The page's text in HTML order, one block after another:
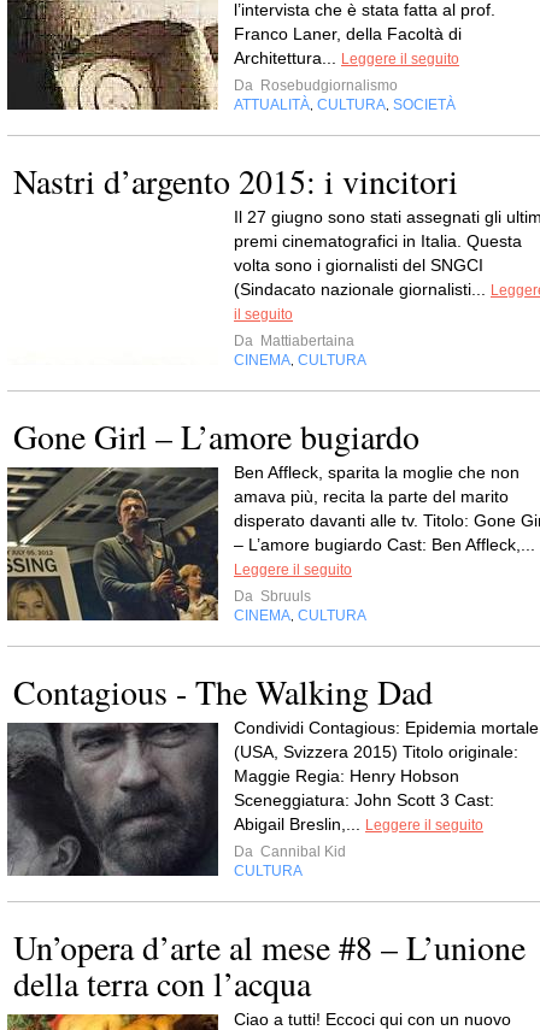
l’intervista che è stata fatta al prof.
Franco Laner, della Facoltà di
Architettura...
Leggere il seguito
Da Rosebudgiornalismo
ATTUALITÀ CULTURA SOCIETÀ
Nastri d’argento 2015: i vincitori
Il 27 giugno sono stati assegnati gli
premi cinematografici in Italia. Questa
volta sono i giornalisti del SNGCI
(Sindacato nazionale giornalisti...
il seguito
Da Mattiabertaina
CINEMA CULTURA
Gone Girl – L’amore bugiardo
Ben Affleck, sparita la moglie che non
amava più, recita la parte del marito
disperato davanti alle tv. Titolo: Gone
– L’amore bugiardo Cast: Ben Affleck,...
Leggere il seguito
Da Sbruuls
CINEMA CULTURA
Contagious - The Walking Dad
Condividi Contagious: Epidemia mortale
(USA, Svizzera 2015) Titolo originale:
Maggie Regia: Henry Hobson
Sceneggiatura: John Scott 3 Cast:
Abigail Breslin,...
Leggere il seguito
Da Cannibal Kid
CULTURA
Un’opera d’arte al mese #8 – L’unione
della terra con l’acqua
Ciao a tutti! Eccoci qui con un nuovo